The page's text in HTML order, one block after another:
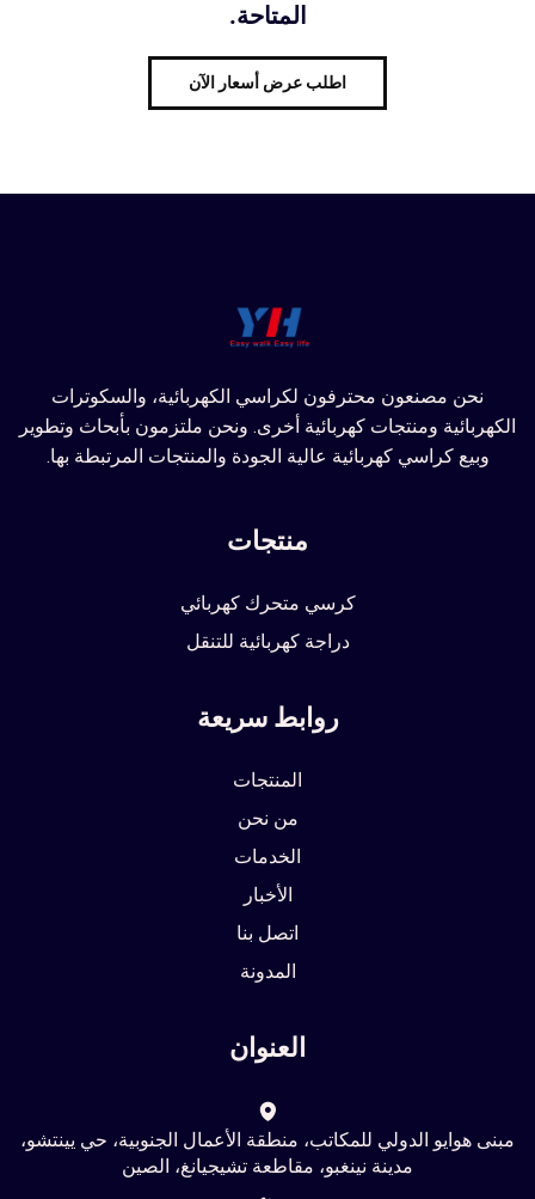
المتاحة.
اطلب عرض أسعار الآن
نحن مصنعون محترفون لكراسي الكهربائية، والسكوترات
الكهربائية ومنتجات كهربائية أخرى. ونحن ملتزمون بأبحاث وتطوير
وبيع كراسي كهربائية عالية الجودة والمنتجات المرتبطة بها.
منتجات
كرسي متحرك كهربائي
دراجة كهربائية للتنقل
روابط سريعة
المنتجات
من نحن
الخدمات
الأخبار
اتصل بنا
المدونة
العنوان
مبنى هوايو الدولي للمكاتب، منطقة الأعمال الجنوبية، حي يينتشو،
مدينة نينغبو، مقاطعة تشيجيانغ، الصين